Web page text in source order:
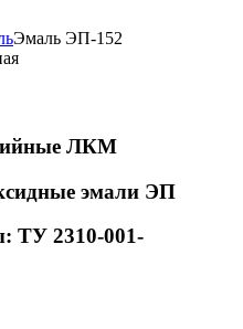
Эмаль ЭП-152
ЛКМ
эмали ЭП
ТУ 2310-001-